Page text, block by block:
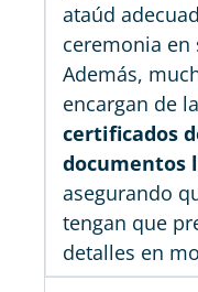
ataúd
ceremonia en
Además,
encargan de la
certificados
documentos
asegurando
tengan que
detalles en